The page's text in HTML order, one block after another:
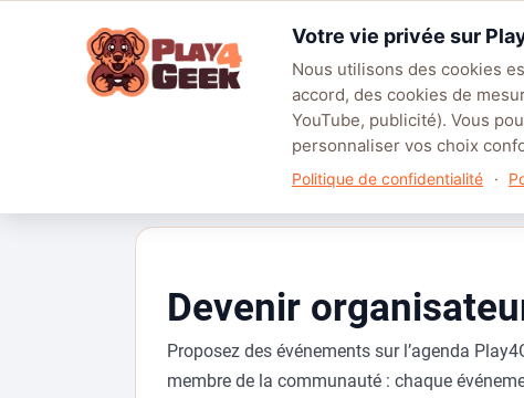
LEAGUE OF LEGENDS
Devenir organisateur
Devenir
Proposez des événements sur l’agenda
membre de la communauté : chaque
Votre vie privée sur
Nous utilisons des cookies
accord, des cookies de
YouTube, publicité). Vous
personnaliser vos choix
Politique de confidentialité ·